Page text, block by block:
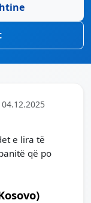
e lira të
që po